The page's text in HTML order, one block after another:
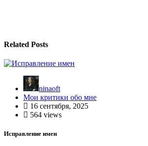
Related Posts
ninaoft
Мои критики обо мне
16 сентября, 2025
564 views
Исправление имен